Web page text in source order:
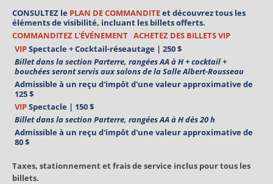
CONSULTEZ le PLAN DE COMMANDITEet découvrez tous les
éléments de visibilité, incluant les billets offerts.
COMMANDITEZ L'ÉVÉNEMENT ACHETEZ DES BILLETS VIP
VIPSpectacle + Cocktail-réseautage | 250 $
Billet dans la section Parterre, rangées AA à H + cocktail +
bouchées seront servis aux salons de la Salle Albert-Rousseau
Admissible à un reçu d'impôt d'une valeur approximative de
125 $
VIPSpectacle | 150 $
Billet dans la section Parterre, rangées AA à H dès 20 h
Admissible à un reçu d'impôt d'une valeur approximative de
80 $
Taxes, stationnement et frais de service inclus pour tous les
billets.